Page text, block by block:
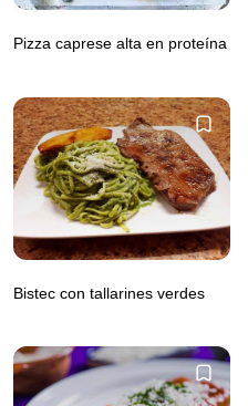
Pizza caprese alta en proteína
Bistec con tallarines verdes